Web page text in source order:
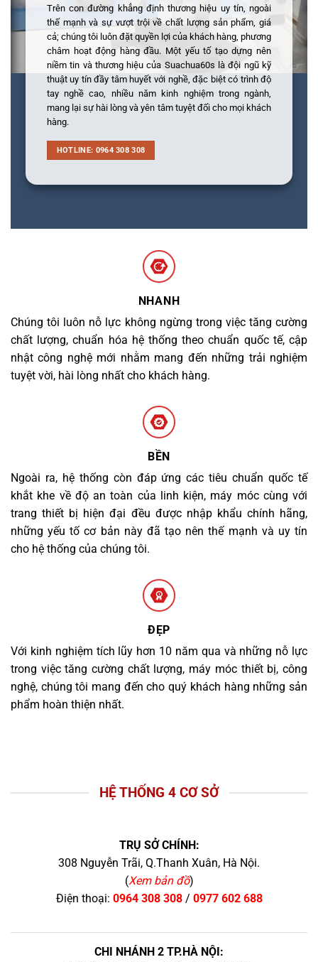
Trên con đường khẳng định thương hiệu uy tín, ngoài
thế mạnh và sự vượt trội về chất lượng sản phẩm, giá
cả; chúng tôi luôn đặt quyền lợi của khách hàng, phương
châm hoạt động hàng đầu. Một yếu tố tạo dựng nên
niềm tin và thương hiệu của Suachua60s là đội ngũ kỹ
thuật uy tín đầy tâm huyết với nghề, đặc biệt có trình độ
tay nghề cao, nhiều năm kinh nghiệm trong ngành,
mang lại sự hài lòng và yên tâm tuyệt đối cho mọi khách
hàng.
HOTLINE: 0964 308 308
NHANH
Chúng tôi luôn nỗ lực không ngừng trong việc tăng cường
chất lượng, chuẩn hóa hệ thống theo chuẩn quốc tế, cập
nhật công nghệ mới nhằm mang đến những trải nghiệm
tuyệt vời, hài lòng nhất cho khách hàng.
BỀN
Ngoài ra, hệ thống còn đáp ứng các tiêu chuẩn quốc tế
khắt khe về độ an toàn của linh kiện, máy móc cùng với
trang thiết bị hiện đại đều được nhập khẩu chính hãng,
những yếu tố cơ bản này đã tạo nên thế mạnh và uy tín
cho hệ thống của chúng tôi.
ĐẸP
Với kinh nghiệm tích lũy hơn 10 năm qua và những nỗ lực
trong việc tăng cường chất lượng, máy móc thiết bị, công
nghệ, chúng tôi mang đến cho quý khách hàng những sản
phẩm hoàn thiện nhất.
HỆ THỐNG 4 CƠ SỞ
TRỤ SỞ CHÍNH:
308 Nguyễn Trãi, Q.Thanh Xuân, Hà Nội.
(Xem bản đồ)
Điện thoại: 0964 308 308/ 0977 602 688
CHI NHÁNH 2 TP.HÀ NỘI: